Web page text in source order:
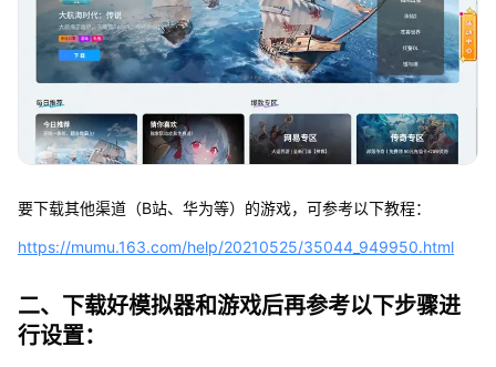
要下载其他渠道（B站、华为等）的游戏，可参考以下教程：
https://mumu.163.com/help/20210525/35044_949950.html
二、下载好模拟器和游戏后再参考以下步骤进
行设置：